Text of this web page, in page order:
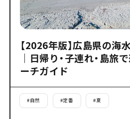
【2026年版】広島県の海
｜日帰り・子連れ・島旅
ーチガイド
#自然 #定番 #夏